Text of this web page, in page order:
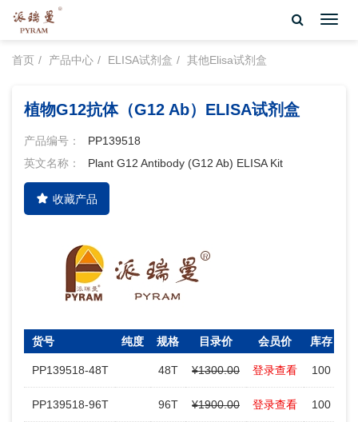
首页
产品中心 ELISA试剂盒 其他Elisa试剂盒
植物G12抗体（G12 Ab）ELISA试剂盒
产品编号：
PP139518
英文名称：
Plant G12 Antibody (G12 Ab) ELISA Kit
收藏产品
货号 纯度 规格 目录价 会员价 库存
PP139518-48T 48T ¥1300.00 登录查看 100
PP139518-96T 96T ¥1900.00 登录查看 100